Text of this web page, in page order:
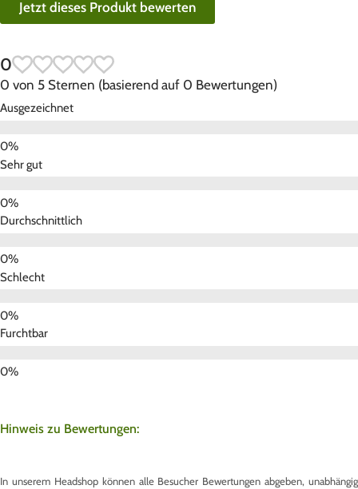
Jetzt dieses Produkt bewerten
0
0 von 5 Sternen (basierend auf 0 Bewertungen)
Ausgezeichnet
Sehr gut
Durchschnittlich
Schlecht
Furchtbar
Hinweis zu Bewertungen:
In unserem Headshop können alle Besucher Bewertungen abgeben, unabhängig